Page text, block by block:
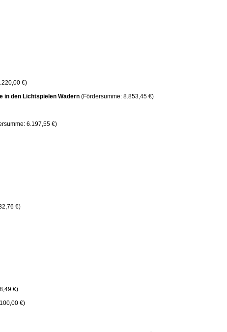
€)
in den Lichtspielen Wadern (Fördersumme: 8.853,45 €)
6.197,55 €)
€)
€)
€)